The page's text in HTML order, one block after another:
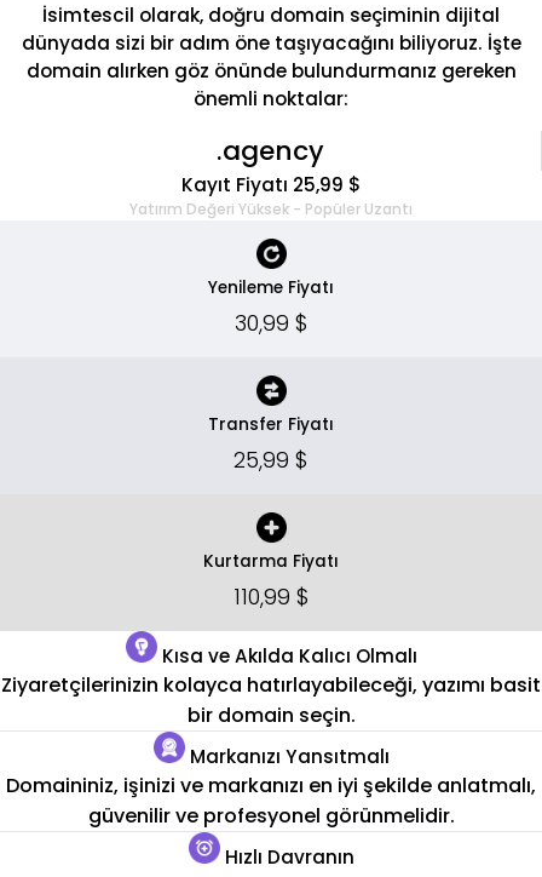
İsimtescil olarak, doğru domain seçiminin dijital
dünyada sizi bir adım öne taşıyacağını biliyoruz. İşte
domain alırken göz önünde bulundurmanız gereken
önemli noktalar:
.agency
Kayıt Fiyatı 25,99 $
Yatırım Değeri Yüksek - Popüler Uzantı
Yenileme Fiyatı
30,99 $
Transfer Fiyatı
25,99 $
Kurtarma Fiyatı
110,99 $
Kısa ve Akılda Kalıcı Olmalı
Ziyaretçilerinizin kolayca hatırlayabileceği, yazımı basit
bir domain seçin.
Markanızı Yansıtmalı
Domaininiz, işinizi ve markanızı en iyi şekilde anlatmalı,
güvenilir ve profesyonel görünmelidir.
Hızlı Davranın